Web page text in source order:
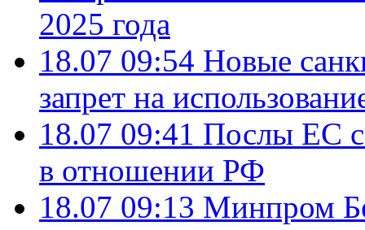
2025 года
18.07 09:54 Новые
запрет на
18.07 09:41 Послы ЕС
в отношении РФ
18.07 09:13 Минпром